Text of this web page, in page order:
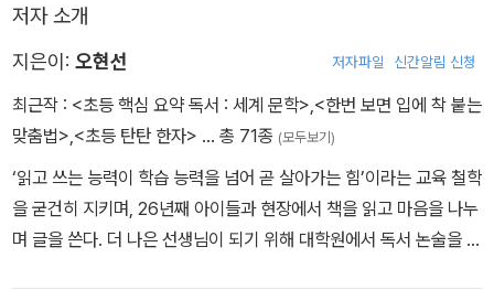
저자 소개
지은이: 오현선 저자파일 신간알림 신청
최근작 : <초등 핵심 요약 독서 : 세계 문학>,<한번 보면 입에 착 붙는
맞춤법>,<초등 탄탄 한자> … 총 71종 (모두보기)
‘읽고 쓰는 능력이 학습 능력을 넘어 곧 살아가는 힘’이라는 교육 철학
을 굳건히 지키며, 26년째 아이들과 현장에서 책을 읽고 마음을 나누
며 글을 쓴다. 더 나은 선생님이 되기 위해 대학원에서 독서 논술을 전